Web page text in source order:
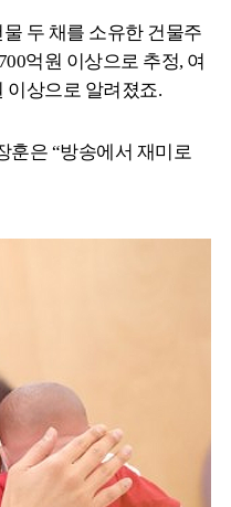
두 채를 소유한 건물주
억원 이상으로 추정, 여
이상으로 알려졌죠.
훈은 “방송에서 재미로